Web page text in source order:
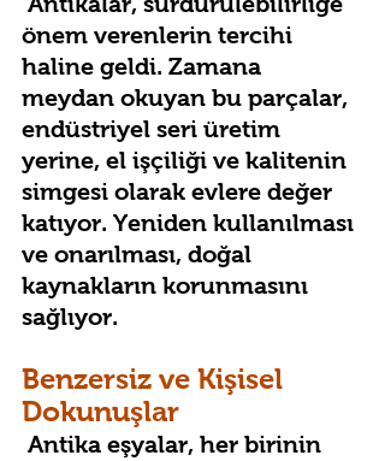
önem verenlerin tercihi
haline geldi. Zamana
meydan okuyan bu parçalar,
endüstriyel seri üretim
yerine, el işçiliği ve kalitenin
simgesi olarak evlere değer
katıyor. Yeniden kullanılması
ve onarılması, doğal
kaynakların korunmasını
sağlıyor.
Benzersiz ve Kişisel
Dokunuşlar